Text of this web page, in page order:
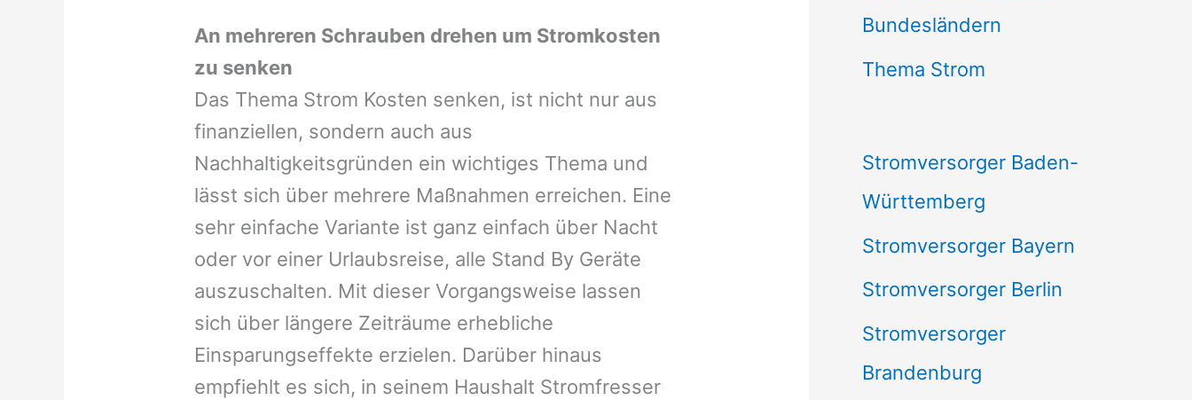
An mehreren Schrauben drehen um Stromkosten
zu senken
Das Thema Strom Kosten senken, ist nicht nur aus
finanziellen, sondern auch aus
Nachhaltigkeitsgründen ein wichtiges Thema und
lässt sich über mehrere Maßnahmen erreichen. Eine
sehr einfache Variante ist ganz einfach über Nacht
oder vor einer Urlaubsreise, alle Stand By Geräte
auszuschalten. Mit dieser Vorgangsweise lassen
sich über längere Zeiträume erhebliche
Einsparungseffekte erzielen. Darüber hinaus
empfiehlt es sich, in seinem Haushalt Stromfresser
n
n
Bundesländern
Thema Strom
Stromversorger Baden-
Württemberg
Stromversorger Bayern
Stromversorger Berlin
Stromversorger
Brandenburg